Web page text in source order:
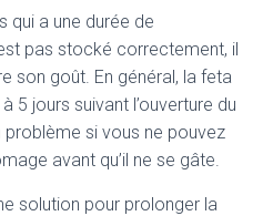
qui a une durée de
pas stocké correctement, il
son goût. En général, la feta
5 jours suivant l’ouverture du
problème si vous ne pouvez
avant qu’il ne se gâte.
solution pour prolonger la